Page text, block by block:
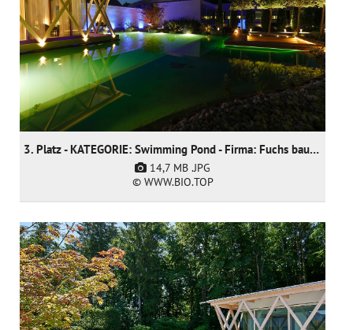
3. Platz - KATEGORIE: Swimming Pond - Firma: Fuchs baut Gärten GmbH
14,7 MB .JPG
© WWW.BIO.TOP